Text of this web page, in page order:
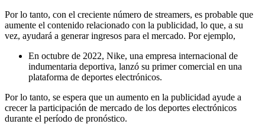
Por lo tanto, con el creciente número de streamers, es probable que
aumente el contenido relacionado con la publicidad, lo que, a su
vez, ayudará a generar ingresos para el mercado. Por ejemplo,
En octubre de 2022, Nike, una empresa internacional de
indumentaria deportiva, lanzó su primer comercial en una
plataforma de deportes electrónicos.
Por lo tanto, se espera que un aumento en la publicidad ayude a
crecer la participación de mercado de los deportes electrónicos
durante el período de pronóstico.